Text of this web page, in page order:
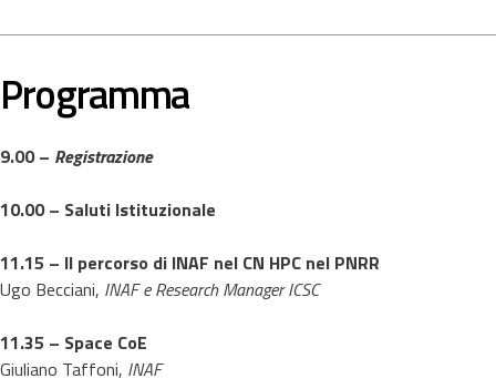
Programma
9.00 – Registrazione
10.00 – Saluti Istituzionale
11.15 – Il percorso di INAF nel CN HPC nel PNRR
Ugo Becciani, INAF e Research Manager ICSC
11.35 – Space CoE
Giuliano Taffoni, INAF